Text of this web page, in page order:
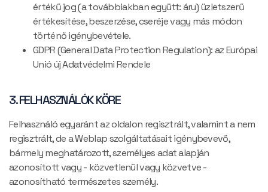
értékű jog (a továbbiakban együtt: áru) üzletszerű
értékesítése, beszerzése, cseréje vagy más módon
történő igénybevétele.
GDPR (General Data Protection Regulation): az Európai
Unió új Adatvédelmi Rendele
3. FELHASZNÁLÓK KÖRE
Felhasználó egyaránt az oldalon regisztrált, valamint a nem
regisztrált, de a Weblap szolgáltatásait igénybevevő,
bármely meghatározott, személyes adat alapján
azonosított vagy - közvetlenül vagy közvetve -
azonosítható természetes személy.